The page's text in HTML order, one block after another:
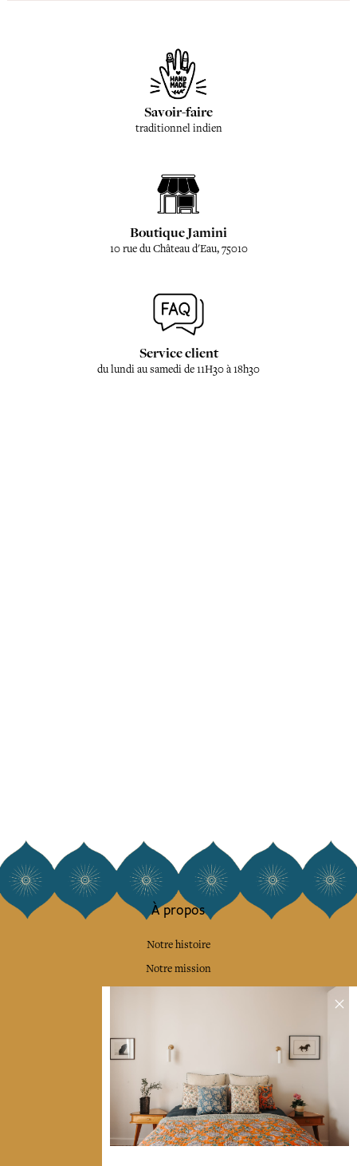
Savoir-faire
traditionnel indien
Boutique Jamini
10 rue du Château d'Eau, 75010
Service client
du lundi au samedi de 11H30 à 18h30
À propos
Notre histoire
Notre mission
Collections
Déco & Linge de maison
Linge de table
Sacs & pochettes